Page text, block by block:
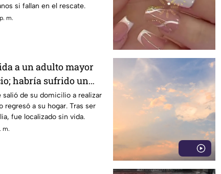
si fallan en el rescate.
m.
a un adulto mayor
habría sufrido un
salió de su domicilio a realizar
regresó a su hogar. Tras ser
fue localizado sin vida.
m.